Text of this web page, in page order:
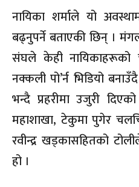
नायिका शर्माले यो
बढ्नुपर्ने बताएकी छिन् ।
संघले केही नायिकाहरूको
नक्कली पो’र्न भिडियो
भन्दै प्रहरीमा उजुरी
महाशाखा, टेकुमा पुगेर
रवीन्द्र खड्कासहितको
हो ।